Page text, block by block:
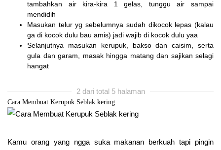
tambahkan air kira-kira 1 gelas, tunggu air sampai
mendidih
Masukan telur yg sebelumnya sudah dikocok lepas (kalau
ga di kocok dulu bau amis) jadi wajib di kocok dulu yaa
Selanjutnya masukan kerupuk, bakso dan caisim, serta
gula dan garam, masak hingga matang dan sajikan selagi
hangat
2 dari total 5 halaman
Cara Membuat Kerupuk Seblak kering
Kamu orang yang ngga suka makanan berkuah tapi pingin